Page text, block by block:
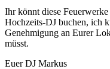
Ihr könnt diese
Hochzeits-DJ buchen, ich
Genehmigung an Eurer
müsst.
Euer DJ Markus